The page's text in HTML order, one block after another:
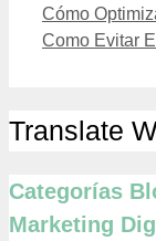
Cómo
Como Evitar
Translate
Categorías
Marketing